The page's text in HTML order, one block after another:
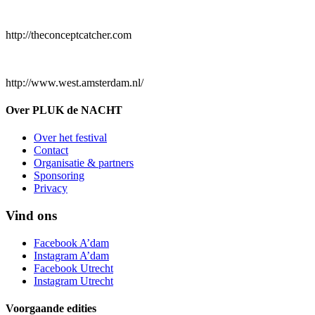
http://theconceptcatcher.com
http://www.west.amsterdam.nl/
Over PLUK de NACHT
Over het festival
Contact
Organisatie & partners
Sponsoring
Privacy
Vind ons
Facebook A’dam
Instagram A’dam
Facebook Utrecht
Instagram Utrecht
Voorgaande edities